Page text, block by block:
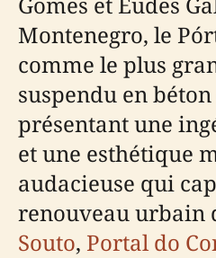
Montenegro, le
comme le plus
suspendu en
présentant une
et une esthétique
audacieuse qui
renouveau urbain
Souto, Portal do